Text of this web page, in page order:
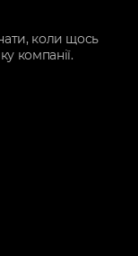
коли щось
компанії.